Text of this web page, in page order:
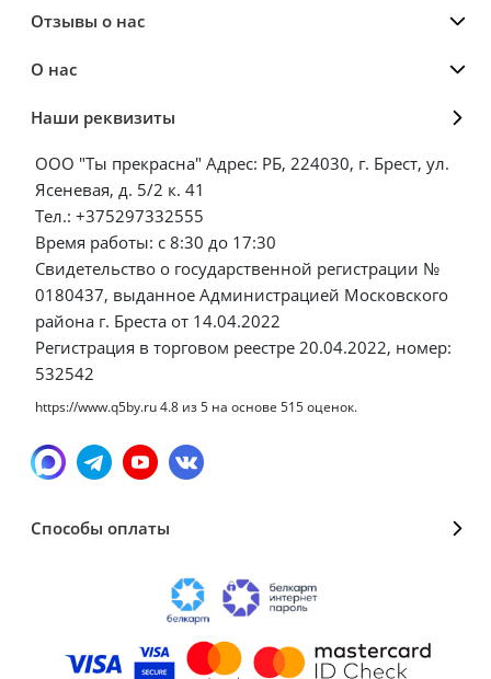
Отзывы о нас
О нас
Наши реквизиты
ООО "Ты прекрасна" Адрес: РБ, 224030, г. Брест, ул.
Ясеневая, д. 5/2 к. 41
Тел.: +375297332555
Время работы: с 8:30 до 17:30
Свидетельство о государственной регистрации №
0180437, выданное Администрацией Московского
района г. Бреста от 14.04.2022
Регистрация в торговом реестре 20.04.2022, номер:
532542
https://www.q5by.ru4.8 из5 на основе 515оценок.
Способы оплаты